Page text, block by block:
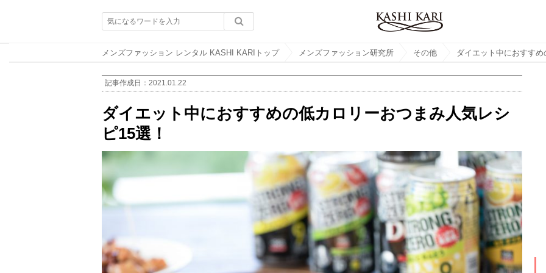
メンズファッション レンタル KASHI KARIトップ メンズファッション研究所 その他
記事作成日： 2021.01.22
ダイエット中におすすめの低カロリーおつまみ人気レシ
ピ15選！